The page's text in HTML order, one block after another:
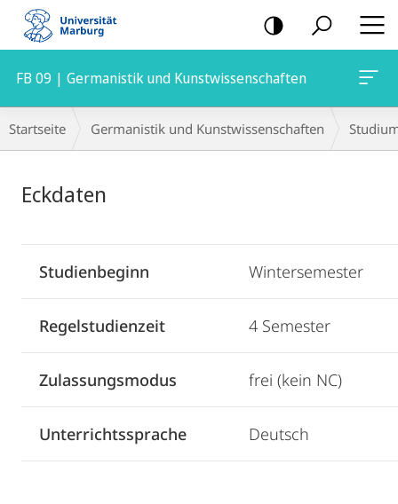
Mobile-
Navigation
FB 09 | Germanistik und Kunstwissenschaften
Breadcrumb-
Navigation
Startseite Germanistik und Kunstwissenschaften
Eckdaten
Studienbeginn Wintersemester
Regelstudienzeit 4 Semester
Zulassungsmodus frei (kein NC)
Unterrichtssprache Deutsch